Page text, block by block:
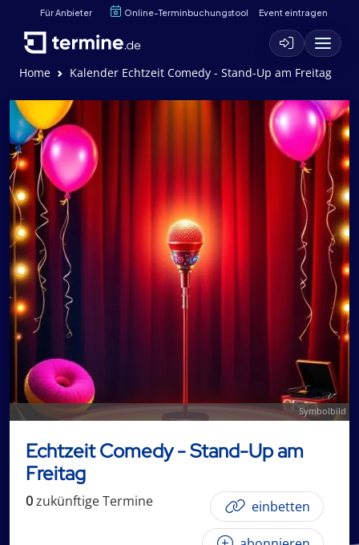
Für Anbieter Online-Terminbuchungstool Event eintragen
Home Kalender Echtzeit Comedy - Stand-Up am Freitag
Symbolbild
Echtzeit Comedy - Stand-Up am
Freitag
0zukünftigeTermine einbetten